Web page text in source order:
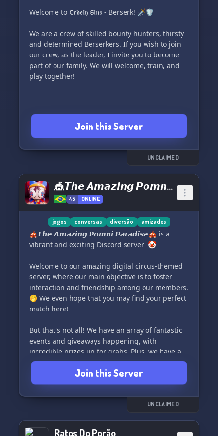
for members to vote on specific topics.
And we have match bulletins too! Get well-
informed about Palmeiras' matches! You can
even watch replays of each goal! How cool is
that? Plus, you can see a detailed timeline of
each game, including cards, substitutions,
goals, and more.
Welcome to 𝕺𝖗𝖉𝖊𝖑𝖞 𝕾𝖎𝖓𝖘 - Berserk! 🗡️🛡️
We are a crew of skilled bounty hunters, thirsty
and determined Berserkers. If you wish to join
our crew, as the leader, I invite you to become
part of our family. We will welcome, train, and
play together!
Join this Server
UNCLAIMED
🎪𝙏𝙝𝙚 𝘼𝙢𝙖𝙯𝙞𝙣𝙜 𝙋𝙤𝙢𝙣𝙞 𝙋𝙖𝙧𝙖𝙙𝙞𝙨𝙚🎪
45 ONLINE
jogos conversas diversão amizades
🎪𝙏𝙝𝙚 𝘼𝙢𝙖𝙯𝙞𝙣𝙜 𝙋𝙤𝙢𝙣𝙞 𝙋𝙖𝙧𝙖𝙙𝙞𝙨𝙚🎪 is a
vibrant and exciting Discord server! 🤡
Welcome to our amazing digital circus-themed
server, where our main objective is to foster
interaction and friendship among our members.
🤭 We even hope that you may find your perfect
match here!
But that's not all! We have an array of fantastic
events and giveaways happening, with
incredible prizes up for grabs. Plus, we have a
wide variety of interactive commands to keep
you engaged and entertained!
Discover a world of fun and adventure with our
collection of thrilling mini-games, including
and many others.
Join this Server
UNCLAIMED
Ratos Do Porão